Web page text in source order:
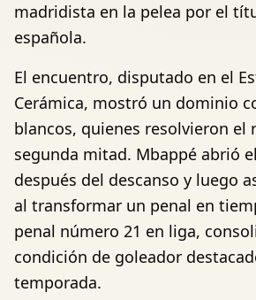
madridista en la pelea por el
española.
El encuentro, disputado en el
Cerámica, mostró un dominio
blancos, quienes resolvieron el
segunda mitad. Mbappé abrió
después del descanso y luego
al transformar un penal en
penal número 21 en liga,
condición de goleador
temporada.